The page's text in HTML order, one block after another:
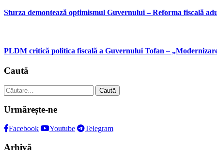
Sturza demontează optimismul Guvernului – Reforma fiscală
PLDM critică politica fiscală a Guvernului Tofan –
Caută
Caută
după:
Urmărește-ne
Facebook Youtube Telegram
Arhivă